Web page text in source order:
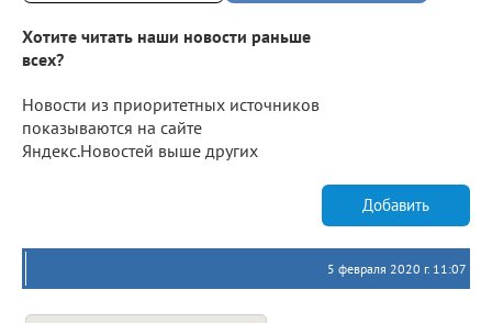
Хотите читать наши новости раньше
всех?
Новости из приоритетных источников
показываются на сайте
Яндекс.Новостей выше других
Добавить
5 февраля 2020 г. 11:07